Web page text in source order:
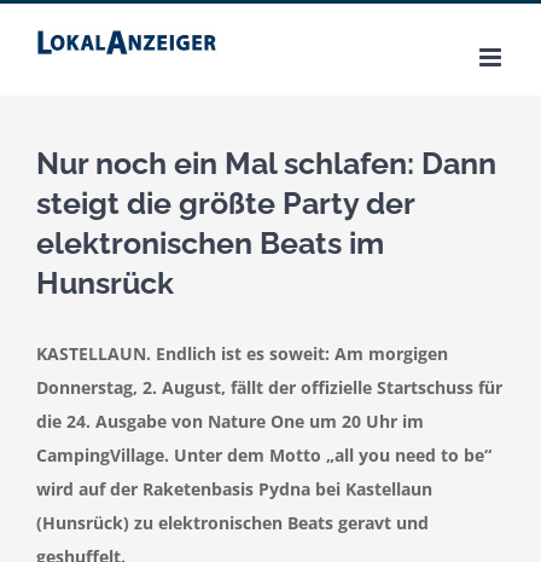
Inhalt
Nur noch ein Mal schlafen: Dann
steigt die größte Party der
elektronischen Beats im
Hunsrück
KASTELLAUN. Endlich ist es soweit: Am morgigen
Donnerstag, 2. August, fällt der offizielle Startschuss für
die 24. Ausgabe von Nature One um 20 Uhr im
CampingVillage. Unter dem Motto „all you need to be“
wird auf der Raketenbasis Pydna bei Kastellaun
(Hunsrück) zu elektronischen Beats geravt und
geshuffelt.